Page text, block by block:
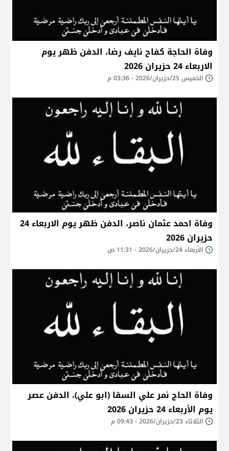
وفاة الحاجة كفاح نايف رضا، الدفن ظهر يوم
الاربعاء 24 حزيران 2026
الخميس 25/حزيران/2026 - 03:36 م
وفاة احمد عثمان ناصر، الدفن ظهر يوم الاربعاء 24
حزيران 2026
الأربعاء 24/حزيران/2026 - 11:31 ص
وفاة الحاج نمر علي السقا (ابو علي)، الدفن عصر
يوم الأربعاء 24 حزيران 2026
الثلاثاء 23/حزيران/2026 - 09:43 م